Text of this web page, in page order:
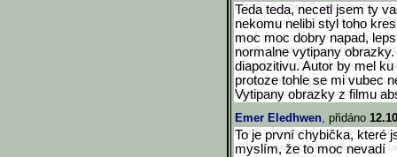
Teda teda, necetl jsem ty
nekomu nelibi styl toho
moc moc dobry napad,
normalne vytipany
diapozitivu. Autor by mel
protoze tohle se mi vubec
Vytipany obrazky z filmu
Emer Eledhwen, přidáno
To je první chybička, které
myslím, že to moc nevadí